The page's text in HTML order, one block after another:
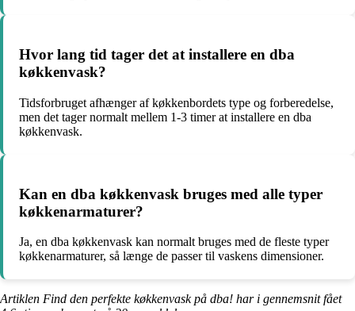
Hvor lang tid tager det at installere en dba
køkkenvask?
Tidsforbruget afhænger af køkkenbordets type og forberedelse,
men det tager normalt mellem 1-3 timer at installere en dba
køkkenvask.
Kan en dba køkkenvask bruges med alle typer
køkkenarmaturer?
Ja, en dba køkkenvask kan normalt bruges med de fleste typer
køkkenarmaturer, så længe de passer til vaskens dimensioner.
Artiklen Find den perfekte køkkenvask på dba! har i gennemsnit fået